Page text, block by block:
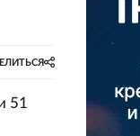
51